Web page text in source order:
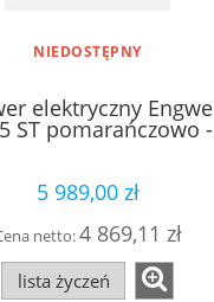
NIEDOSTĘPNY
elektryczny Engwe
ST pomarańczowo -
5 989,00 zł
netto:4 869,11 zł
lista życzeń